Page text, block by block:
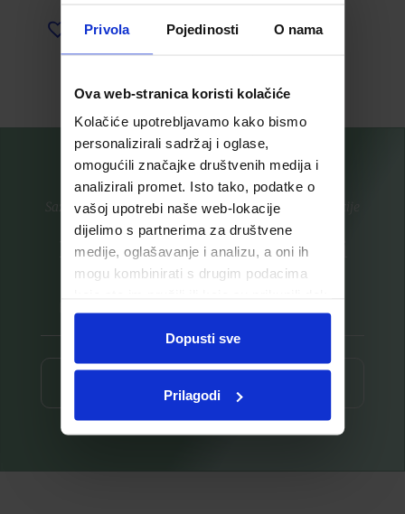
Privola Pojedinosti O nama
Ova web-stranica koristi kolačiće
Kolačiće upotrebljavamo kako bismo
personalizirali sadržaj i oglase,
omogućili značajke društvenih medija i
analizirali promet. Isto tako, podatke o
vašoj upotrebi naše web-lokacije
dijelimo s partnerima za društvene
medije, oglašavanje i analizu, a oni ih
mogu kombinirati s drugim podacima
ste upotrebljavali njihove usluge.
Dopusti sve
Prilagodi
Dodaj u listu želja
Saznajte prvi za nove proizvode i ekskluzivne promocije
Prijavite se na listu za novosti